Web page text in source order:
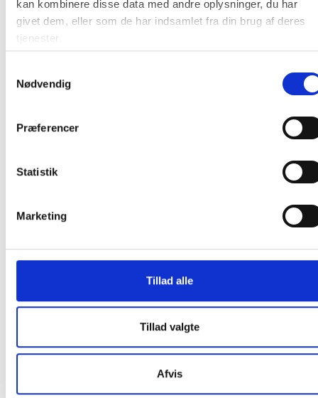
kan kombinere disse data med andre oplysninger, du har
givet dem, eller som de har indsamlet fra din brug af deres
tjenester.
Nødvendig
Præferencer
Statistik
Marketing
Tillad alle
Tillad valgte
Afvis
hverdage før varen kan leveres.
Gratis fragt